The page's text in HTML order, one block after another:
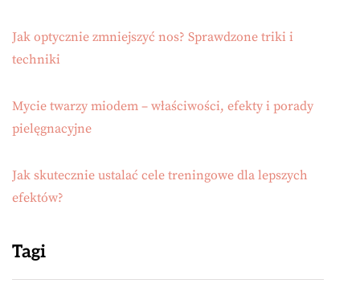
Jak optycznie zmniejszyć nos? Sprawdzone triki i
techniki
Mycie twarzy miodem – właściwości, efekty i porady
pielęgnacyjne
Jak skutecznie ustalać cele treningowe dla lepszych
efektów?
Tagi